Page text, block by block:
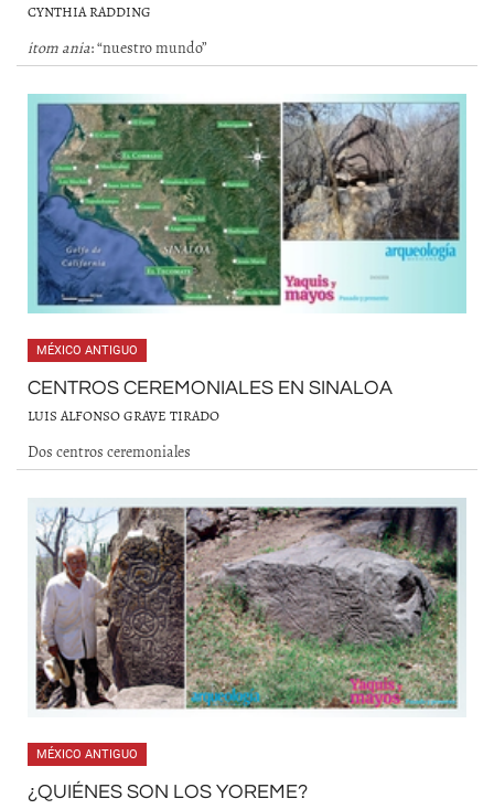
CYNTHIA RADDING
itom ania: “nuestro mundo”
MÉXICO ANTIGUO
CENTROS CEREMONIALES EN SINALOA
LUIS ALFONSO GRAVE TIRADO
Dos centros ceremoniales
MÉXICO ANTIGUO
¿QUIÉNES SON LOS YOREME?